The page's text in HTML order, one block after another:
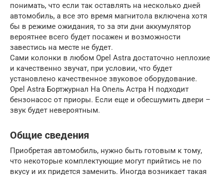
понимать, что если так оставлять на несколько дней
автомобиль, а все это время магнитола включена хотя
бы в режиме ожидания, то за эти дни аккумулятор
вероятнее всего будет посажен и возможности
завестись на месте не будет.
Сами колонки в любом Opel Astra достаточно неплохие
и качественно звучат, при условии, что будет
установлено качественное звуковое оборудование.
Opel Astra Бортжурнал На Опель Астра Н подходит
бензонасос от приоры. Если еще и обесшумить двери –
звук будет невероятным.
Общие сведения
Приобретая автомобиль, нужно быть готовым к тому,
что некоторые комплектующие могут прийтись не по
вкусу и их придется заменить. Иногда возникает такая